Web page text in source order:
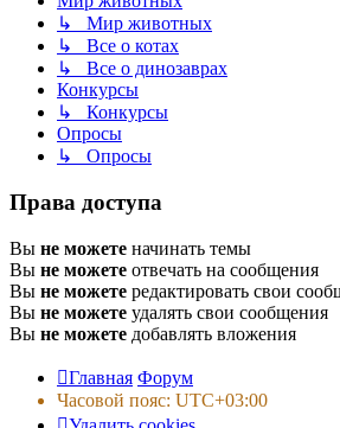
↳ Мир животных
↳ Все о котах
↳ Все о динозаврах
Конкурсы
↳ Конкурсы
Опросы
↳ Опросы
Права доступа
Вы не можете начинать темы
Вы не можете отвечать на сообщения
Вы не можете редактировать свои
Вы не можете удалять свои сообщения
Вы не можете добавлять вложения
Главная Форум
Часовой пояс: UTC+03:00